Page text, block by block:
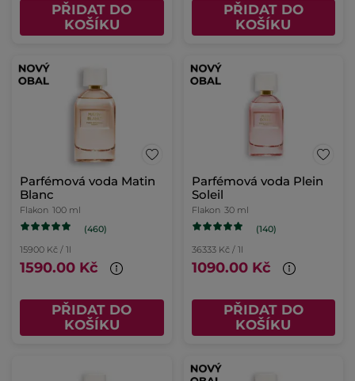
PŘIDAT DO
KOŠÍKU
PŘIDAT DO
KOŠÍKU
Parfémová voda Matin
Blanc
Flakon 100 ml
(460)
15900 Kč / 1l
1590.00 Kč
PŘIDAT DO
KOŠÍKU
Parfémová voda Plein
Soleil
Flakon 30 ml
(140)
36333 Kč / 1l
1090.00 Kč
PŘIDAT DO
KOŠÍKU